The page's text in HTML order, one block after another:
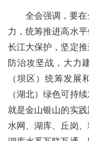
全会强调，要
力，统筹推进高水
长江大保护，坚定
防治攻坚战，大力
（坝区）统筹发展
（湖北）绿色可持
就是金山银山的实
水网、湖库、丘岗